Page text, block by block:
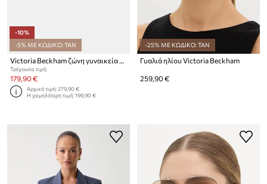
-10%
-5% ΜΕ ΚΩΔΙΚΟ: TAN
Τρέχουσα τιμή:
179,90 €
Αρχική τιμή:279,90 €
Η χαμηλότερη τιμή:199,90 €
-25% ΜΕ ΚΩΔΙΚΟ: TAN
Γυαλιά ηλίου Victoria Beckham
259,90 €